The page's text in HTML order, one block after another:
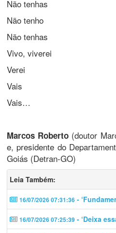
Não tenhas
Não tenho
Não tenhas
Vivo, viverei
Verei
Vais
Vais…
Marcos Roberto (doutor
e, presidente do
Goiás (Detran-GO)
Leia Também:
16/07/2026 07:31:36 -
16/07/2026 07:25:39 - ‘Deixa